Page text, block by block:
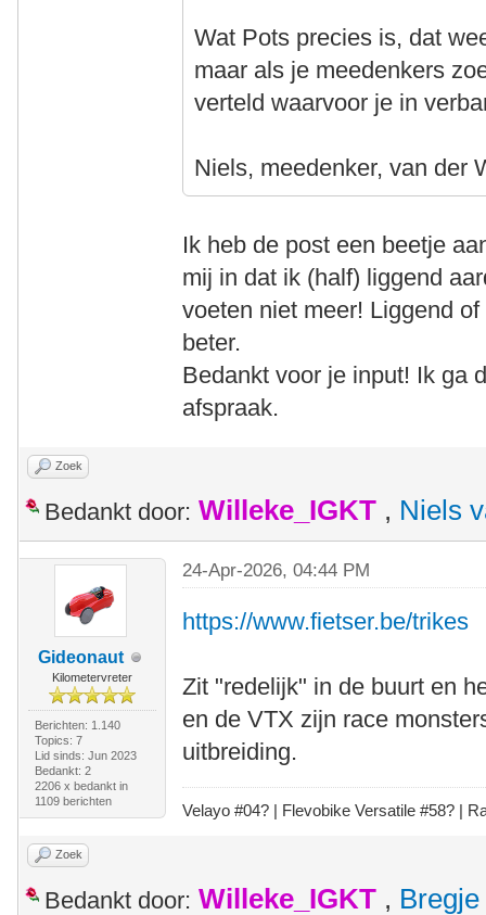
Wat Pots precies is, dat
maar als je meedenkers
verteld waarvoor je in
Niels, meedenker, van der
Ik heb de post een beetje
mij in dat ik (half) liggend
voeten niet meer! Liggend
beter.
Bedankt voor je input! Ik ga
afspraak.
Zoek
Bedankt door: Willeke_IGKT , Niels
Gideonaut
Kilometervreter
Berichten: 1.140
Topics: 7
Lid sinds: Jun 2023
Bedankt: 2
2206 x bedankt in
1109 berichten
24-Apr-2026, 04:44 PM
https://www.fietser.be/trikes
Zit "redelijk" in de buurt en
en de VTX zijn race
uitbreiding.
Velayo #04? | Flevobike Versatile #58? |
Zoek
Bedankt door: Willeke_IGKT , Bregje